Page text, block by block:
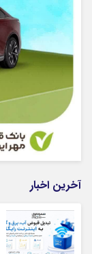
آخرین اخبار